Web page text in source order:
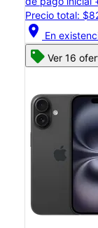
Precio total:
location_on En
Ver 16